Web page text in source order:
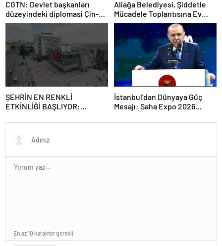
CGTN: Devlet başkanları
düzeyindeki diplomasi Çin-
Rusya arasındaki büyüyen
ortaklığı güçlendiriyor
Aliağa Belediyesi, Şiddetle
Mücadele Toplantısına Ev
Sahipliği Yaptı
ŞEHRİN EN RENKLİ
ETKİNLİĞİ BAŞLIYOR:
FESTİVALİ” HEYECANI
GAZİOSMANPAŞA’DA
YAŞANACAK
İstanbul’dan Dünyaya Güç
Mesajı: Saha Expo 2026
En az 10 karakter gerekli